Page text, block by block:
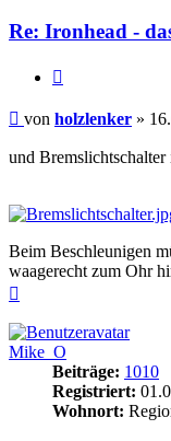
Re: Ironhead -
Beitrag
von holzlenker »
und Bremslichtschalter
Beim Beschleunigen
waagerecht zum Ohr
Mike_O
Beiträge: 1010
Registriert:
Wohnort: